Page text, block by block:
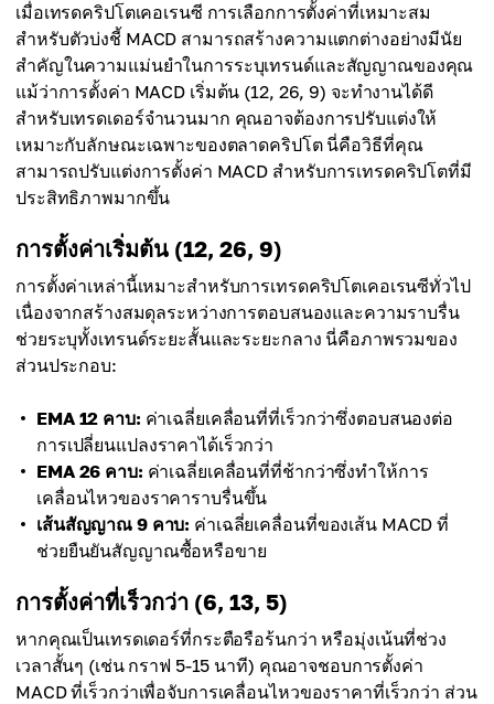
เมื่อเทรดคริปโตเคอเรนซี การเลือกการตั้งค่าที่เหมาะสม
สำหรับตัวบ่งชี้ MACD สามารถสร้างความแตกต่างอย่างมีนัย
สำคัญในความแม่นยำในการระบุเทรนด์และสัญญาณของคุณ
แม้ว่าการตั้งค่า MACD เริ่มต้น (12, 26, 9) จะทำงานได้ดี
สำหรับเทรดเดอร์จำนวนมาก คุณอาจต้องการปรับแต่งให้
เหมาะกับลักษณะเฉพาะของตลาดคริปโต นี่คือวิธีที่คุณ
สามารถปรับแต่งการตั้งค่า MACD สำหรับการเทรดคริปโตที่มี
ประสิทธิภาพมากขึ้น
การตั้งค่าเริ่มต้น (12, 26, 9)
การตั้งค่าเหล่านี้เหมาะสำหรับการเทรดคริปโตเคอเรนซีทั่วไป
เนื่องจากสร้างสมดุลระหว่างการตอบสนองและความราบรื่น
ช่วยระบุทั้งเทรนด์ระยะสั้นและระยะกลาง นี่คือภาพรวมของ
ส่วนประกอบ:
EMA 12 คาบ: ค่าเฉลี่ยเคลื่อนที่ที่เร็วกว่าซึ่งตอบสนองต่อ
การเปลี่ยนแปลงราคาได้เร็วกว่า
EMA 26 คาบ: ค่าเฉลี่ยเคลื่อนที่ที่ช้ากว่าซึ่งทำให้การ
เคลื่อนไหวของราคาราบรื่นขึ้น
เส้นสัญญาณ 9 คาบ: ค่าเฉลี่ยเคลื่อนที่ของเส้น MACD ที่
ช่วยยืนยันสัญญาณซื้อหรือขาย
การตั้งค่าที่เร็วกว่า (6, 13, 5)
หากคุณเป็นเทรดเดอร์ที่กระตือรือร้นกว่า หรือมุ่งเน้นที่ช่วง
เวลาสั้นๆ (เช่น กราฟ 5-15 นาที) คุณอาจชอบการตั้งค่า
MACD ที่เร็วกว่าเพื่อจับการเคลื่อนไหวของราคาที่เร็วกว่า ส่วน